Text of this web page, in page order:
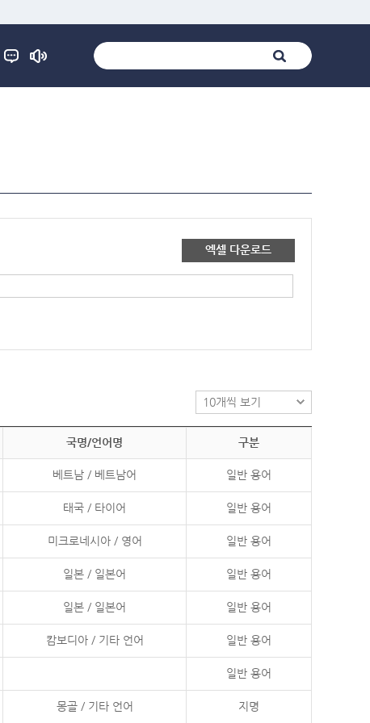
엑셀 다운로드
국명/언어명 구분
베트남 / 베트남어 일반 용어
태국 / 타이어 일반 용어
미크로네시아 / 영어 일반 용어
일본 / 일본어 일반 용어
일본 / 일본어 일반 용어
캄보디아 / 기타 언어 일반 용어
일반 용어
몽골 / 기타 언어 지명